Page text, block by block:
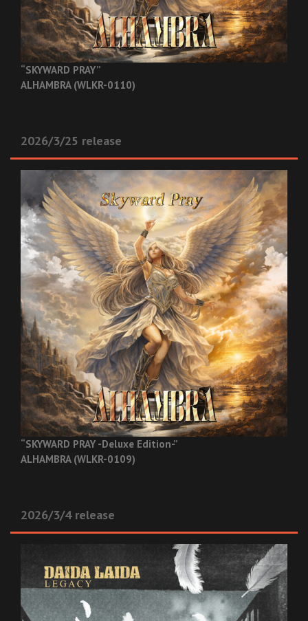
“SKYWARD PRAY”
ALHAMBRA (WLKR-0110)
2026/3/25 release
“SKYWARD PRAY -Deluxe Edition-”
ALHAMBRA (WLKR-0109)
2026/3/4 release